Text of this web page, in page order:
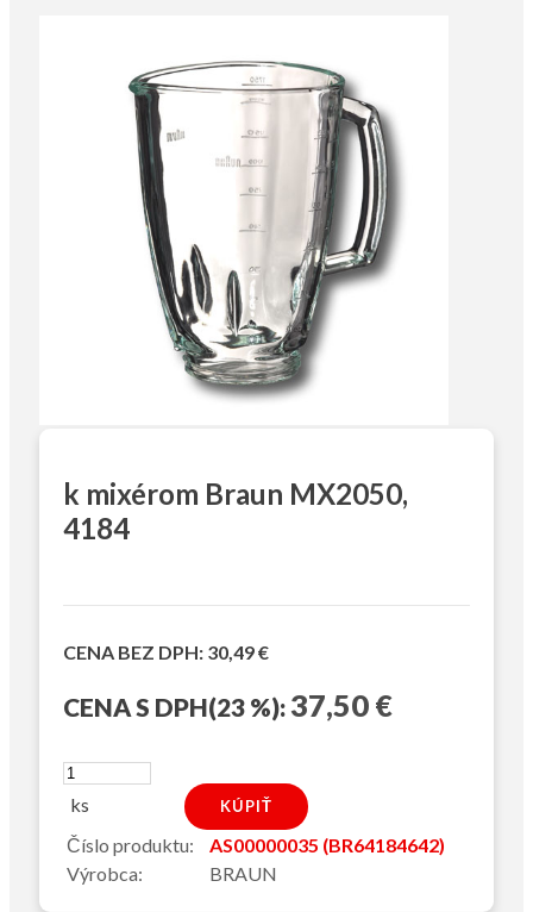
k mixérom Braun MX2050,
4184
CENA BEZ DPH: 30,49 €
CENAS DPH(23 %): 37,50 €
ks
Číslo produktu:
AS00000035 (BR64184642)
Výrobca:
BRAUN